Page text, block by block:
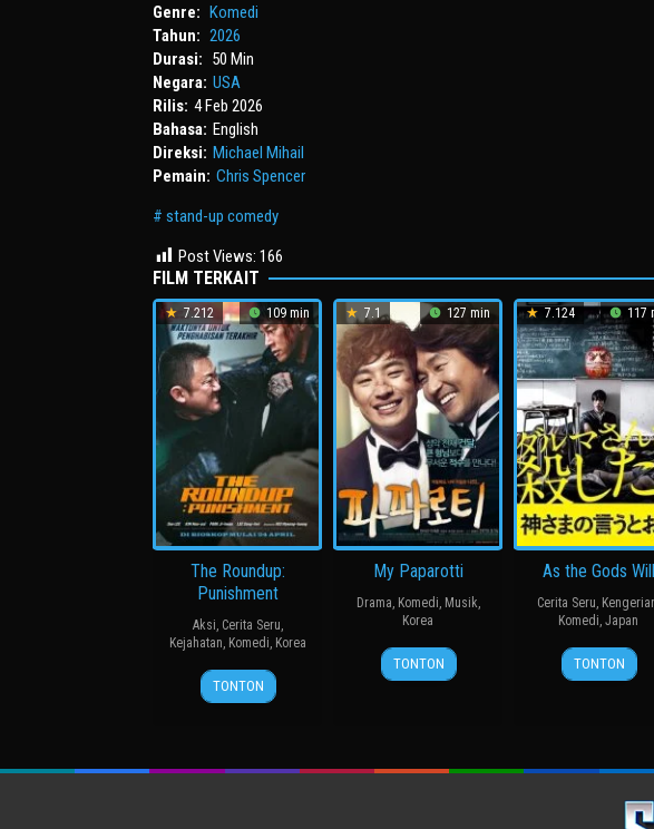
Genre: Komedi
Tahun: 2026
Durasi: 50 Min
Negara: USA
Rilis: 4 Feb 2026
Bahasa: English
Direksi: Michael Mihail
Pemain: Chris Spencer
stand-up comedy
Post Views: 166
FILM TERKAIT
7.212 109 min
The Roundup:
Punishment
Aksi Cerita Seru
Kejahatan Komedi Korea
24
Apr
허
명
TONTON
7.1 127 min
My Paparotti
Drama Komedi Musik
Korea
14
Mar
윤
종
TONTON
7.124 117
As the Gods Will
Cerita Seru
Komedi Japan
15
Nov
三
池
TONTON